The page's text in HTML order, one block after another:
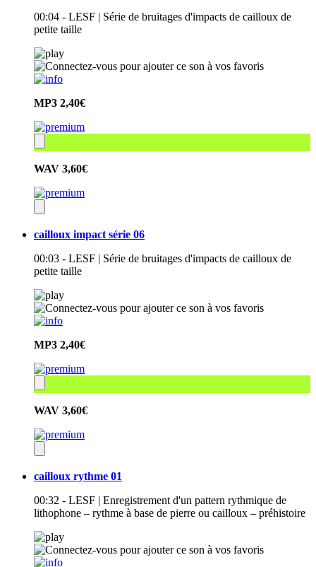
00:04 - LESF | Série de bruitages d'impacts de cailloux de
petite taille
MP3 2,40€
WAV 3,60€
cailloux impact série 06
00:03 - LESF | Série de bruitages d'impacts de cailloux de
petite taille
MP3 2,40€
WAV 3,60€
cailloux rythme 01
00:32 - LESF | Enregistrement d'un pattern rythmique de
lithophone – rythme à base de pierre ou cailloux – préhistoire